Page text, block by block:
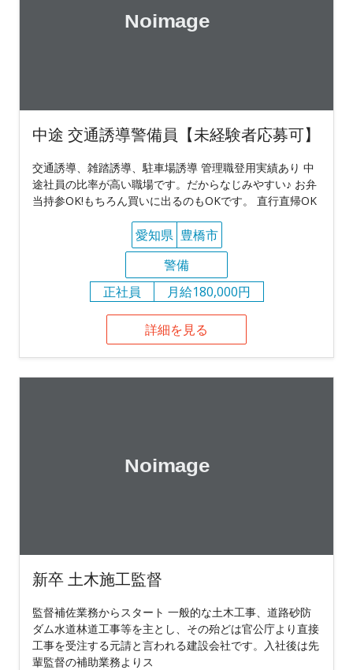
中途 交通誘導警備員【未経験者応募可】
交通誘導、雑踏誘導、駐車場誘導 管理職登用実績あり 中
途社員の比率が高い職場です。だからなじみやすい♪ お弁
当持参OK!もちろん買いに出るのもOKです。 直行直帰OK
愛知県 豊橋市
警備
正社員
月給180,000円
詳細を見る
新卒 土木施工監督
監督補佐業務からスタート 一般的な土木工事、道路砂防
ダム水道林道工事等を主とし、その殆どは官公庁より直接
工事を受注する元請と言われる建設会社です。入社後は先
輩監督の補助業務よりス